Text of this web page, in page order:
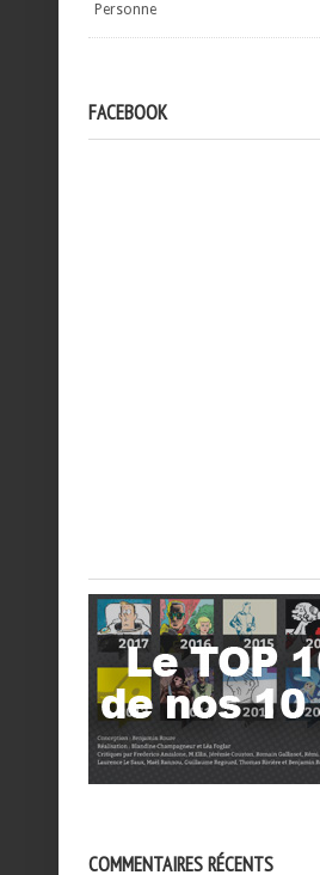
Personne
FACEBOOK
COMMENTAIRES RÉCENTS